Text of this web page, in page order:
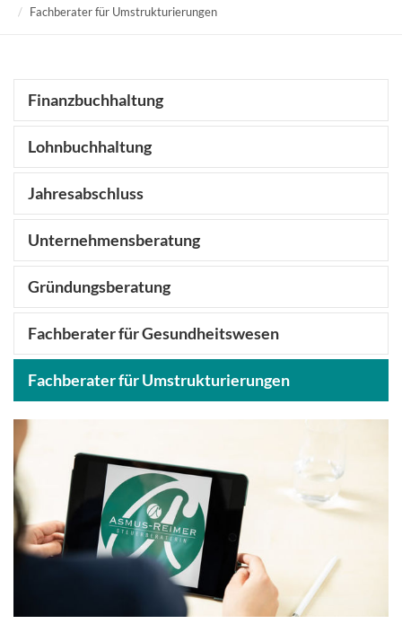
Fachberater für Umstrukturierungen
Finanzbuchhaltung
Lohnbuchhaltung
Jahresabschluss
Unternehmensberatung
Gründungsberatung
Fachberater für Gesundheitswesen
Fachberater für Umstrukturierungen